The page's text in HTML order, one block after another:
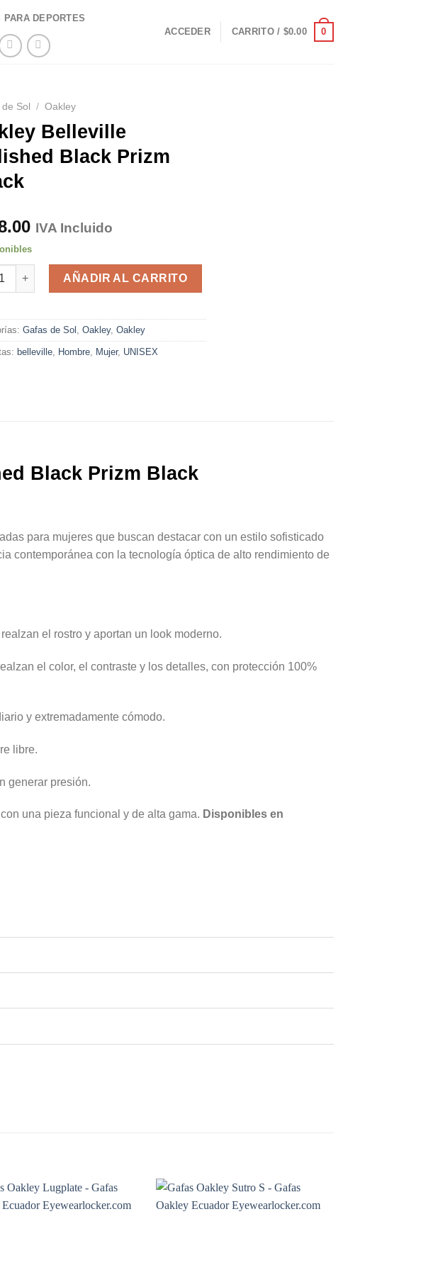
PARA DEPORTES
ACCEDER CARRITO / $0.00 0
Sol / Oakley
Belleville
Black Prizm
IVA Incluido
Belleville Polished Black Prizm Black cantidad
AÑADIR AL CARRITO
Gafas de Sol Oakley, Oakley
belleville Hombre Mujer, UNISEX
Black Prizm Black
para mujeres que buscan destacar con un estilo sofisticado
contemporánea con la tecnología óptica de alto rendimiento de
el rostro y aportan un look moderno.
el color, el contraste y los detalles, con protección 100%
y extremadamente cómodo.
libre.
generar presión.
una pieza funcional y de alta gama. Disponibles en